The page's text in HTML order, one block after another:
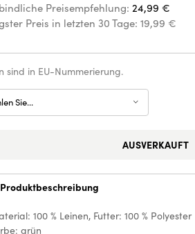
Preisempfehlung: 24,99 €
Preis in letzten 30 Tage: 19,99 €
sind in EU-Nummerierung.
Sie...
AUSVERKAUFT
Produktbeschreibung
100 % Leinen, Futter: 100 % Polyester
grün